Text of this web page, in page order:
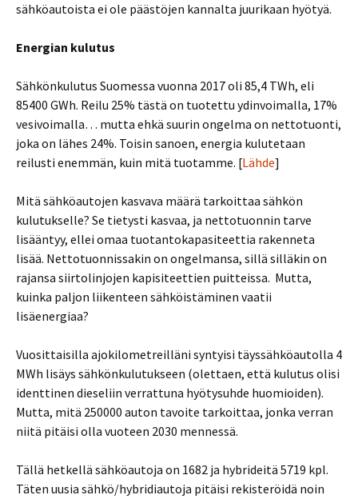
sähköautoista ei ole päästöjen kannalta juurikaan hyötyä.
Energian kulutus
Sähkönkulutus Suomessa vuonna 2017 oli 85,4 TWh, eli
85400 GWh. Reilu 25% tästä on tuotettu ydinvoimalla, 17%
vesivoimalla… mutta ehkä suurin ongelma on nettotuonti,
joka on lähes 24%. Toisin sanoen, energia kulutetaan
reilusti enemmän, kuin mitä tuotamme. [Lähde]
Mitä sähköautojen kasvava määrä tarkoittaa sähkön
kulutukselle? Se tietysti kasvaa, ja nettotuonnin tarve
lisääntyy, ellei omaa tuotantokapasiteettia rakenneta
lisää. Nettotuonnissakin on ongelmansa, sillä silläkin on
rajansa siirtolinjojen kapisiteettien puitteissa. Mutta,
kuinka paljon liikenteen sähköistäminen vaatii
lisäenergiaa?
Vuosittaisilla ajokilometreilläni syntyisi täyssähköautolla 4
MWh lisäys sähkönkulutukseen (olettaen, että kulutus olisi
identtinen dieseliin verrattuna hyötysuhde huomioiden).
Mutta, mitä 250000 auton tavoite tarkoittaa, jonka verran
niitä pitäisi olla vuoteen 2030 mennessä.
Tällä hetkellä sähköautoja on 1682 ja hybrideitä 5719 kpl.
Täten uusia sähkö/hybridiautoja pitäisi rekisteröidä noin